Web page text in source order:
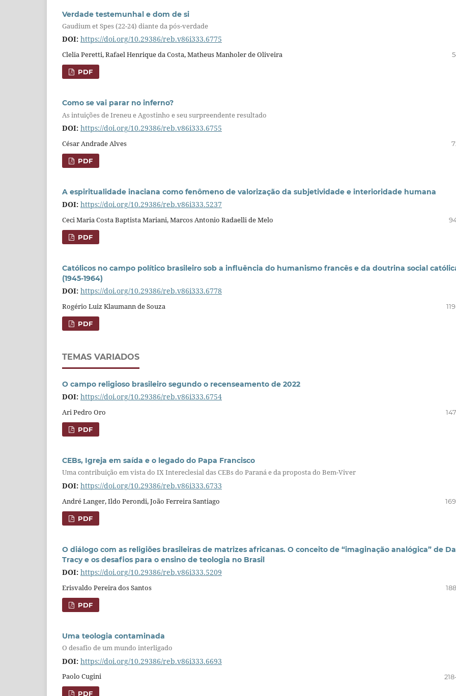
Verdade testemunhal e dom de si
Gaudium et Spes (22-24) diante da pós-verdade
DOI: https://doi.org/10.29386/reb.v86i333.6775
Clelia Peretti, Rafael Henrique da Costa, Matheus Manholer de Oliveira
PDF
Como se vai parar no inferno?
As intuições de Ireneu e Agostinho e seu surpreendente resultado
DOI: https://doi.org/10.29386/reb.v86i333.6755
César Andrade Alves
PDF
A espiritualidade inaciana como fenômeno de valorização da subjetividade e interioridade humana
DOI: https://doi.org/10.29386/reb.v86i333.5237
Ceci Maria Costa Baptista Mariani, Marcos Antonio Radaelli de Melo
PDF
Católicos no campo político brasileiro sob a influência do humanismo francês e da doutrina social
(1945-1964)
DOI: https://doi.org/10.29386/reb.v86i333.6778
Rogério Luiz Klaumann de Souza
PDF
TEMAS VARIADOS
O campo religioso brasileiro segundo o recenseamento de 2022
DOI: https://doi.org/10.29386/reb.v86i333.6754
Ari Pedro Oro
PDF
CEBs, Igreja em saída e o legado do Papa Francisco
Uma contribuição em vista do IX Intereclesial das CEBs do Paraná e da proposta do Bem-Viver
DOI: https://doi.org/10.29386/reb.v86i333.6733
André Langer, Ildo Perondi, João Ferreira Santiago
PDF
O diálogo com as religiões brasileiras de matrizes africanas. O conceito de “imaginação analógica” de
Tracy e os desafios para o ensino de teologia no Brasil
DOI: https://doi.org/10.29386/reb.v86i333.5209
Erisvaldo Pereira dos Santos
PDF
Uma teologia contaminada
O desafio de um mundo interligado
DOI: https://doi.org/10.29386/reb.v86i333.6693
Paolo Cugini
PDF